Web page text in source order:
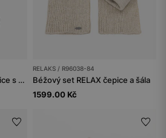
Pletená zimní dámská čepice s bambulí v černé barvě
RELAKS / R96038-84
Béžový set RELAX čepice a šála
1599.00 Kč